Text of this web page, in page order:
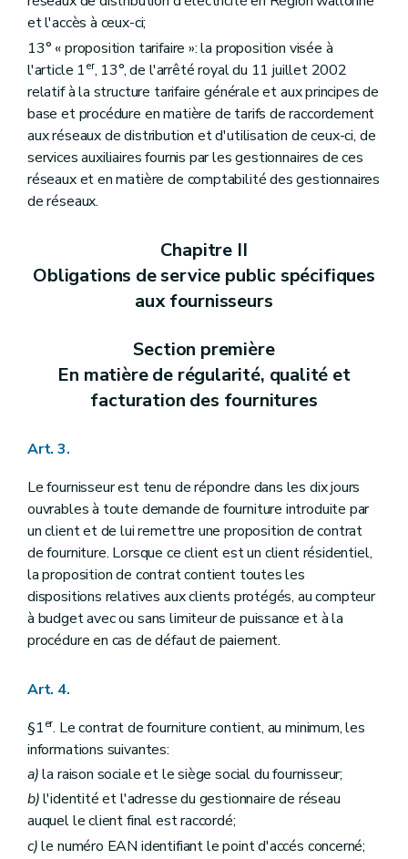
et l'accès à ceux-ci;
13° « proposition tarifaire »: la proposition visée à
l'article 1er, 13°, de l'arrêté royal du 11 juillet 2002
relatif à la structure tarifaire générale et aux principes de
base et procédure en matière de tarifs de raccordement
aux réseaux de distribution et d'utilisation de ceux-ci, de
services auxiliaires fournis par les gestionnaires de ces
réseaux et en matière de comptabilité des gestionnaires
de réseaux.
Chapitre II
Obligations de service public spécifiques
aux fournisseurs
Section première
En matière de régularité, qualité et
facturation des fournitures
Art. 3.
Le fournisseur est tenu de répondre dans les dix jours
ouvrables à toute demande de fourniture introduite par
un client et de lui remettre une proposition de contrat
de fourniture. Lorsque ce client est un client résidentiel,
la proposition de contrat contient toutes les
dispositions relatives aux clients protégés, au compteur
à budget avec ou sans limiteur de puissance et à la
procédure en cas de défaut de paiement.
Art. 4.
§1er. Le contrat de fourniture contient, au minimum, les
informations suivantes:
a)la raison sociale et le siège social du fournisseur;
b)l'identité et l'adresse du gestionnaire de réseau
auquel le client final est raccordé;
c)le numéro EAN identifiant le point d'accés concerné;